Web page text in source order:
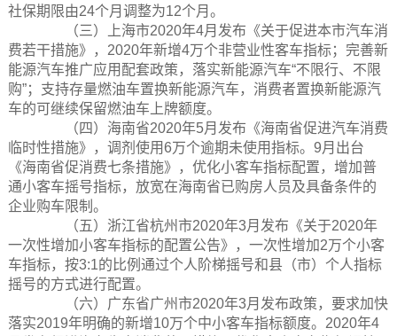
社保期限由24个月调整为12个月。
（三）上海市2020年4月发布《关于促进本市汽车消
费若干措施》，2020年新增4万个非营业性客车指标；完善新
能源汽车推广应用配套政策，落实新能源汽车“不限行、不限
购”；支持存量燃油车置换新能源汽车，消费者置换新能源汽
车的可继续保留燃油车上牌额度。
（四）海南省2020年5月发布《海南省促进汽车消费
临时性措施》，调剂使用6万个逾期未使用指标。9月出台
《海南省促消费七条措施》，优化小客车指标配置，增加普
通小客车摇号指标，放宽在海南省已购房人员及具备条件的
企业购车限制。
（五）浙江省杭州市2020年3月发布《关于2020年
一次性增加小客车指标的配置公告》，一次性增加2万个小客
车指标，按3:1的比例通过个人阶梯摇号和县（市）个人指标
摇号的方式进行配置。
（六）广东省广州市2020年3月发布政策，要求加快
落实2019年明确的新增10万个中小客车指标额度。2020年4